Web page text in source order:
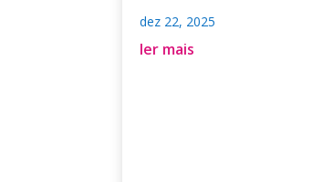
dez 22, 2025
ler mais